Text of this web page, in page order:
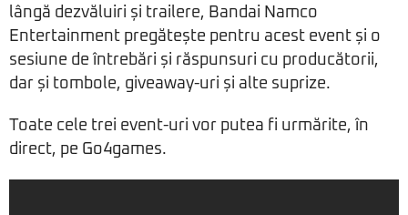
lângă dezvăluiri și trailere, Bandai Namco
Entertainment pregătește pentru acest event și o
sesiune de întrebări și răspunsuri cu producătorii,
dar și tombole, giveaway-uri și alte suprize.
Toate cele trei event-uri vor putea fi urmărite, în
direct, pe Go4games.